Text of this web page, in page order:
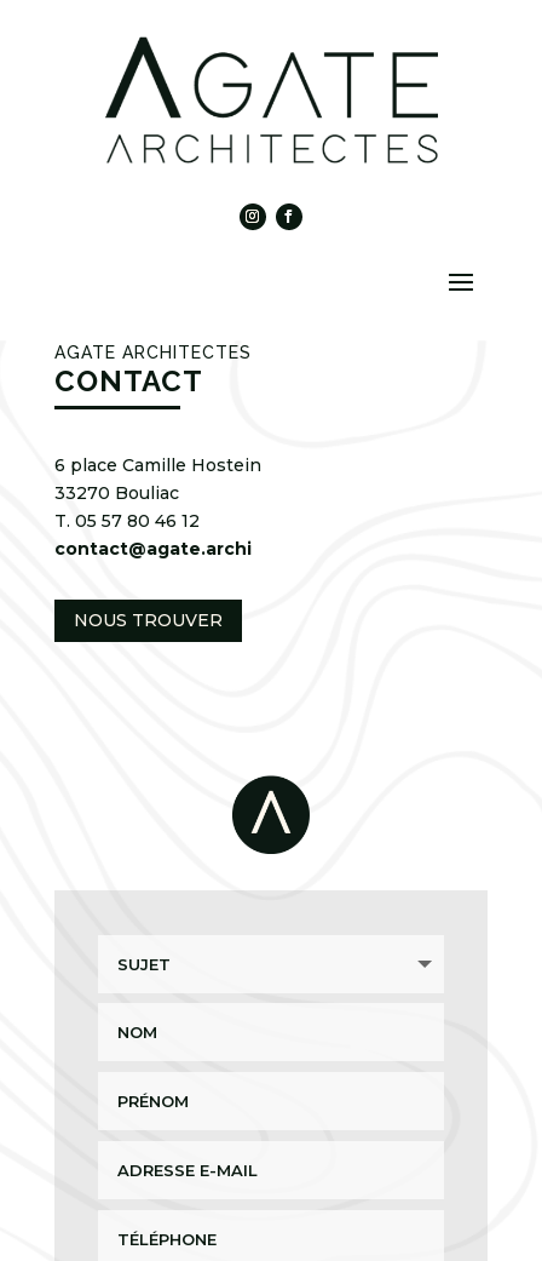
AGATE ARCHITECTES
CONTACT
6 place Camille Hostein
33270 Bouliac
T. 05 57 80 46 12
contact@agate.archi
NOUS TROUVER